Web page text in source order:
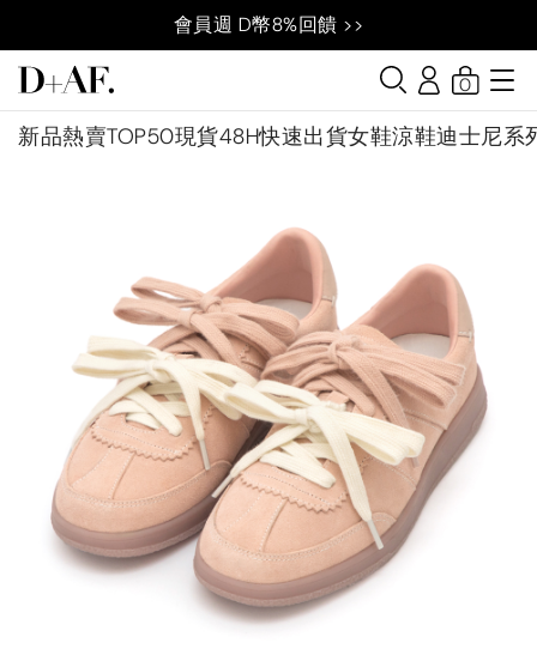
會員週 D幣8%回饋 >>
新品熱賣TOP50現貨48H快速出貨女鞋涼鞋迪士尼系
0